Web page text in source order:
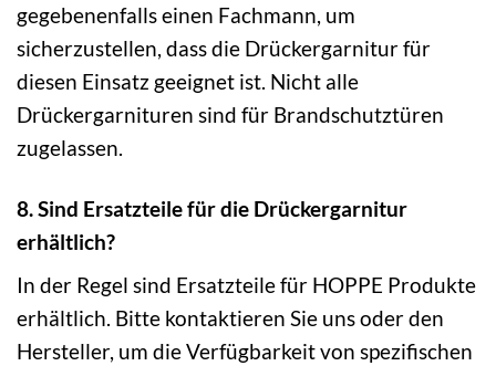
gegebenenfalls einen Fachmann, um
sicherzustellen, dass die Drückergarnitur für
diesen Einsatz geeignet ist. Nicht alle
Drückergarnituren sind für Brandschutztüren
zugelassen.
8. Sind Ersatzteile für die Drückergarnitur
erhältlich?
In der Regel sind Ersatzteile für HOPPE Produkte
erhältlich. Bitte kontaktieren Sie uns oder den
Hersteller, um die Verfügbarkeit von spezifischen